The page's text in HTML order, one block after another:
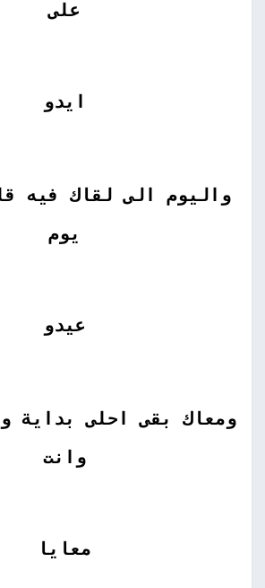
على
ايدو
واليوم الى لقاك فيه
يوم
عيدو
ومعاك بقى احلى بداية
وانت
معايا